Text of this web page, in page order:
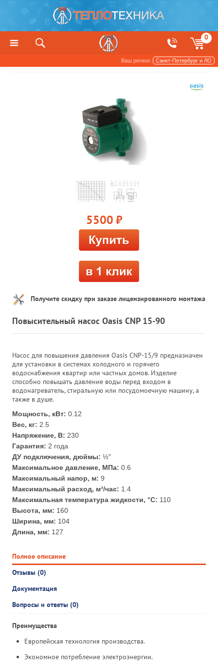
0
Ваш регион: Санкт-Петербург и ЛО
Повысительные насосы
5500 руб.
Получите скидку при заказе лицензированного монтажа
Повысительный насос Oasis CNP 15-90
Насос для повышения давления Oasis CNP-15/9 предназначен
для установки в системах холодного и горячего
водоснабжения квартир или частных домов. Изделие
способно повышать давление воды перед входом в
водонагреватель, стиральную или посудомоечную машину, а
также в душе.
Мощность, кВт: 0.12
Вес, кг: 2.5
Напряжение, В: 230
Гарантия: 2 года
ДУ подключения, дюймы: ½"
Максимальное давление, МПа: 0.6
Максимальный напор, м: 9
Максимальный расход, м³/час: 1.4
Максимальная температура жидкости, °С: 110
Высота, мм: 160
Ширина, мм: 104
Длина, мм: 127
Полное описание
Отзывы (0)
Документация
Вопросы и ответы (0)
Преимущества
Европейская технология производства.
Экономное потребление электроэнергии.